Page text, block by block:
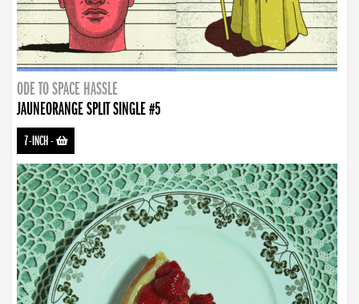
ODE TO SPACE HASSLE
JAUNEORANGE SPLIT SINGLE #5
7-INCH-